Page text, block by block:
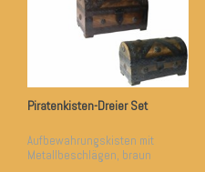
Piratenkisten-Dreier Set
Aufbewahrungskisten mit
Metallbeschlägen, braun